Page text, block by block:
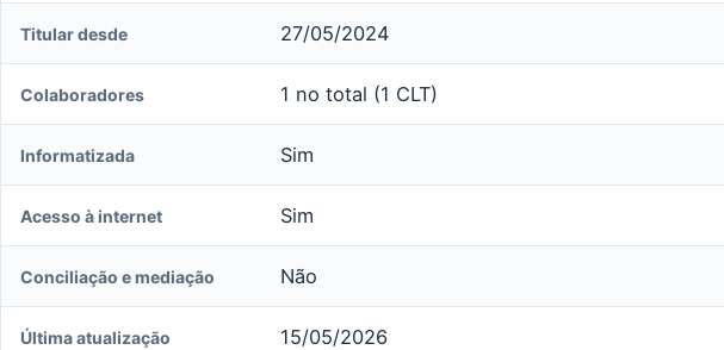
Titular desde 27/05/2024
Colaboradores 1 no total (1 CLT)
Informatizada Sim
Acesso à internet Sim
Conciliação e mediação Não
Última atualização 15/05/2026